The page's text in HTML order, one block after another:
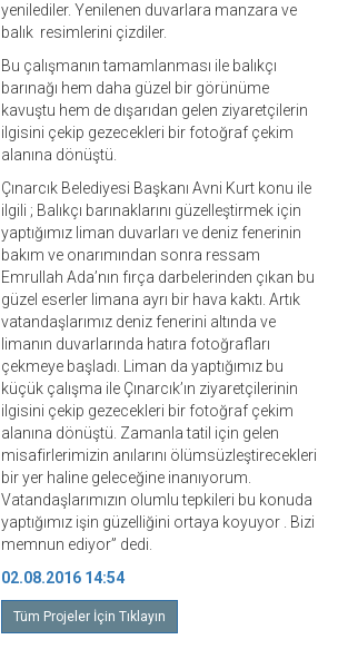
yenilediler. Yenilenen duvarlara manzara ve
balık resimlerini çizdiler.
Bu çalışmanın tamamlanması ile balıkçı
barınağı hem daha güzel bir görünüme
kavuştu hem de dışarıdan gelen ziyaretçilerin
ilgisini çekip gezecekleri bir fotoğraf çekim
alanına dönüştü.
Çınarcık Belediyesi Başkanı Avni Kurt konu ile
ilgili ; Balıkçı barınaklarını güzelleştirmek için
yaptığımız liman duvarları ve deniz fenerinin
bakım ve onarımından sonra ressam
Emrullah Ada’nın fırça darbelerinden çıkan bu
güzel eserler limana ayrı bir hava kaktı. Artık
vatandaşlarımız deniz fenerini altında ve
limanın duvarlarında hatıra fotoğrafları
çekmeye başladı. Liman da yaptığımız bu
küçük çalışma ile Çınarcık’ın ziyaretçilerinin
ilgisini çekip gezecekleri bir fotoğraf çekim
alanına dönüştü. Zamanla tatil için gelen
misafirlerimizin anılarını ölümsüzleştirecekleri
bir yer haline geleceğine inanıyorum.
Vatandaşlarımızın olumlu tepkileri bu konuda
yaptığımız işin güzelliğini ortaya koyuyor . Bizi
memnun ediyor” dedi.
02.08.2016 14:54
Tüm Projeler İçin Tıklayın